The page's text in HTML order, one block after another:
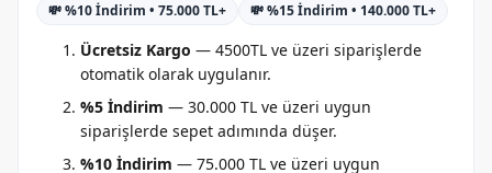
💸 %10 İndirim • 75.000 TL+
💸 %15 İndirim • 140.000 TL+
Ücretsiz Kargo — 4500TL ve üzeri siparişlerde
otomatik olarak uygulanır.
%5 İndirim — 30.000 TL ve üzeri uygun
siparişlerde sepet adımında düşer.
%10 İndirim — 75.000 TL ve üzeri uygun